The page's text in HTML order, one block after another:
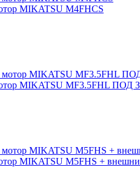
MIKATSU M4FHCS
MIKATSU MF3.5FHL ПОД
MIKATSU M5FHS +